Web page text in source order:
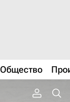
Общество